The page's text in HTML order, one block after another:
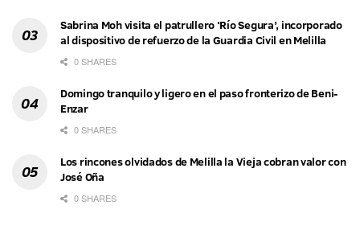
Sabrina Moh visita el patrullero ‘Río Segura’, incorporado
al dispositivo de refuerzo de la Guardia Civil en Melilla
0 SHARES
Domingo tranquilo y ligero en el paso fronterizo de Beni-
Enzar
0 SHARES
Los rincones olvidados de Melilla la Vieja cobran valor con
José Oña
0 SHARES